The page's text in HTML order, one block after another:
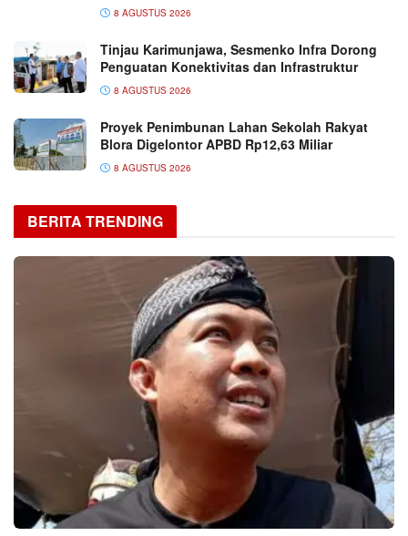
8 AGUSTUS 2026
Tinjau Karimunjawa, Sesmenko Infra Dorong
Penguatan Konektivitas dan Infrastruktur
8 AGUSTUS 2026
Proyek Penimbunan Lahan Sekolah Rakyat
Blora Digelontor APBD Rp12,63 Miliar
8 AGUSTUS 2026
BERITA TRENDING